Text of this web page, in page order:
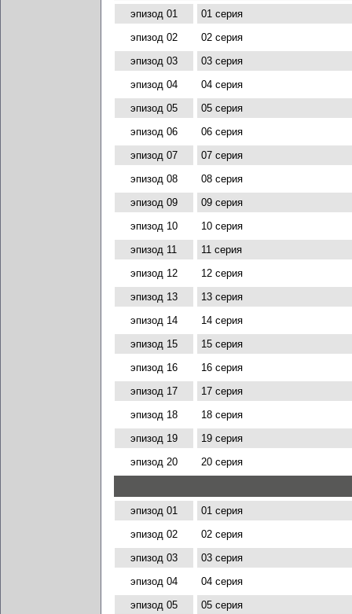
эпизод 01
01 серия
эпизод 02
02 серия
эпизод 03
03 серия
эпизод 04
04 серия
эпизод 05
05 серия
эпизод 06
06 серия
эпизод 07
07 серия
эпизод 08
08 серия
эпизод 09
09 серия
эпизод 10
10 серия
эпизод 11
11 серия
эпизод 12
12 серия
эпизод 13
13 серия
эпизод 14
14 серия
эпизод 15
15 серия
эпизод 16
16 серия
эпизод 17
17 серия
эпизод 18
18 серия
эпизод 19
19 серия
эпизод 20
20 серия
эпизод 01
01 серия
эпизод 02
02 серия
эпизод 03
03 серия
эпизод 04
04 серия
эпизод 05
05 серия